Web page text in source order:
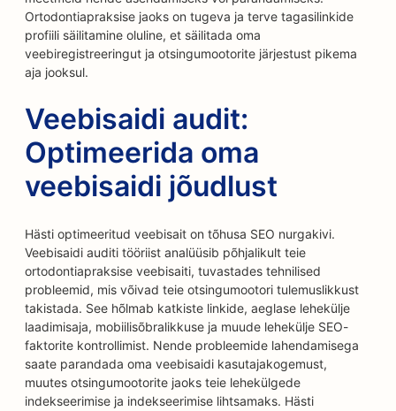
Ortodontiapraksise jaoks on tugeva ja terve tagasilinkide
profiili säilitamine oluline, et säilitada oma
veebiregistreeringut ja otsingumootorite järjestust pikema
aja jooksul.
Veebisaidi audit:
Optimeerida oma
veebisaidi jõudlust
Hästi optimeeritud veebisait on tõhusa SEO nurgakivi.
Veebisaidi auditi tööriist analüüsib põhjalikult teie
ortodontiapraksise veebisaiti, tuvastades tehnilised
probleemid, mis võivad teie otsingumootori tulemuslikkust
takistada. See hõlmab katkiste linkide, aeglase lehekülje
laadimisaja, mobiilisõbralikkuse ja muude lehekülje SEO-
faktorite kontrollimist. Nende probleemide lahendamisega
saate parandada oma veebisaidi kasutajakogemust,
muutes otsingumootorite jaoks teie lehekülgede
indekseerimise ja indekseerimise lihtsamaks. Hästi